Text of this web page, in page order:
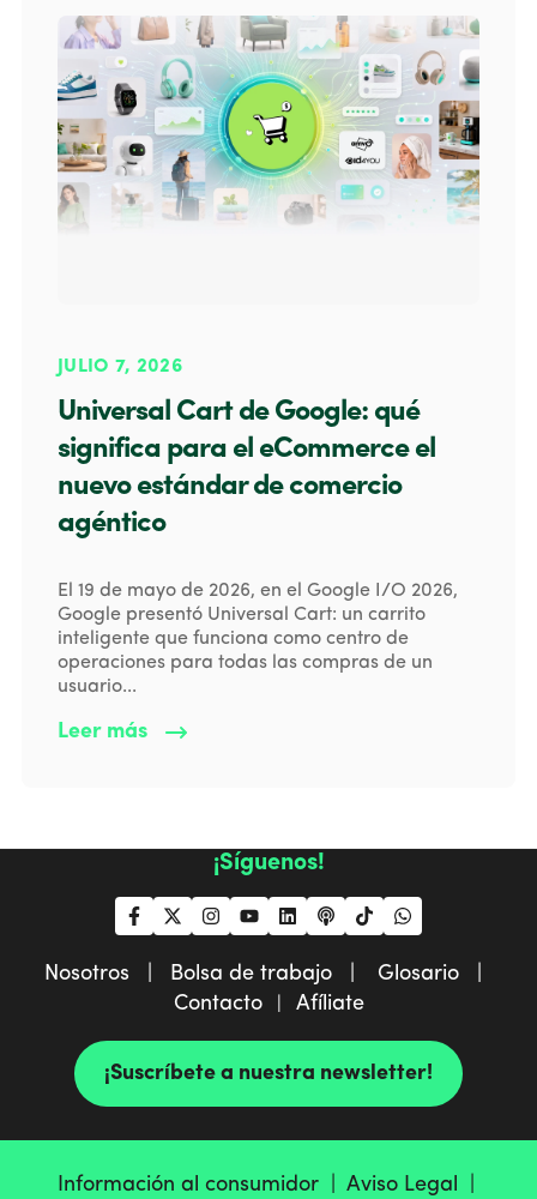
JULIO 7, 2026
Universal Cart de Google: qué
significa para el eCommerce el
nuevo estándar de comercio
agéntico
El 19 de mayo de 2026, en el Google I/O 2026,
Google presentó Universal Cart: un carrito
inteligente que funciona como centro de
operaciones para todas las compras de un
usuario...
Leer más
¡Síguenos!
Nosotros | Bolsa de trabajo |
Glosario |
Contacto| Afíliate
¡Suscríbete a nuestra newsletter!
Información al consumidor | Aviso Legal |